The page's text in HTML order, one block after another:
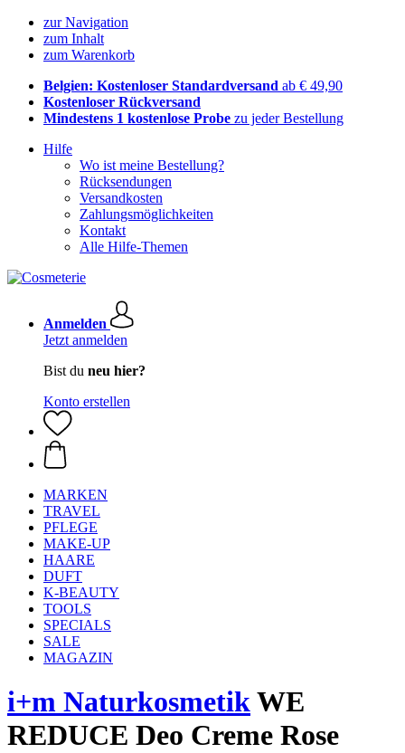
zur Navigation
zum Inhalt
zum Warenkorb
Belgien: Kostenloser Standardversand ab € 49,90
Kostenloser Rückversand
Mindestens 1 kostenlose Probe zu jeder Bestellung
Hilfe
Wo ist meine Bestellung?
Rücksendungen
Versandkosten
Zahlungsmöglichkeiten
Kontakt
Alle Hilfe-Themen
Anmelden
Jetzt anmelden
Bist du neu hier?
Konto erstellen
MARKEN
TRAVEL
PFLEGE
MAKE-UP
HAARE
DUFT
K-BEAUTY
TOOLS
SPECIALS
SALE
MAGAZIN
i+m NaturkosmetikWE
REDUCE Deo Creme Rose